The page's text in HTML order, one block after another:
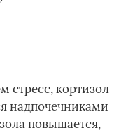
стресс, кортизол
надпочечниками
повышается,